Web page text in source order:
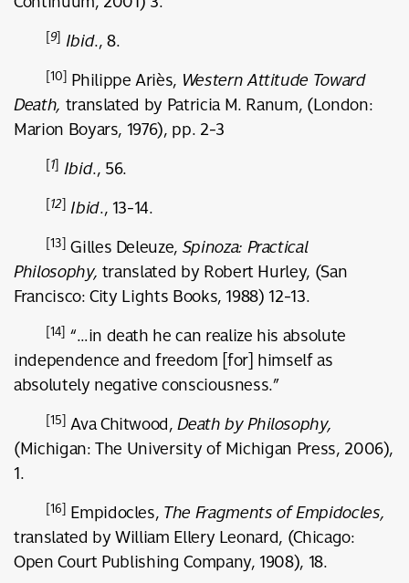
[9] Ibid., 8.
[10] Philippe Ariès, Western Attitude Toward
Death, translated by Patricia M. Ranum, (London:
Marion Boyars, 1976), pp. 2-3
[1] Ibid., 56.
[12] Ibid., 13-14.
[13] Gilles Deleuze,Spinoza: Practical
Philosophy,translated by Robert Hurley, (San
Francisco: City Lights Books, 1988) 12-13.
[14] “…in death he can realize his absolute
independence and freedom [for] himself as
absolutely negative consciousness.”
[15] Ava Chitwood,Death by Philosophy,
(Michigan: The University of Michigan Press, 2006),
1.
[16] Empidocles,The Fragments of Empidocles,
translated by William Ellery Leonard, (Chicago:
Open Court Publishing Company, 1908), 18.